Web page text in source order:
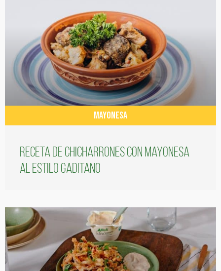
MAYONESA
Receta de chicharrones con mayonesa
al estilo gaditano